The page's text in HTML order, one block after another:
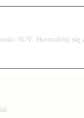
SUV. Skontaktuj